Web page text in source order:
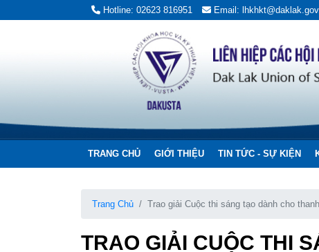
Hotline: 02623 816951 Email:
TRANG CHỦ GIỚI THIỆU TIN TỨC - SỰ KIỆN
Trang Chủ Trao giải Cuộc thi sáng tạo dành cho
TRAO GIẢI CUỘC THI